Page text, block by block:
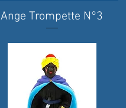
Quick View
Ange Trompette N°3